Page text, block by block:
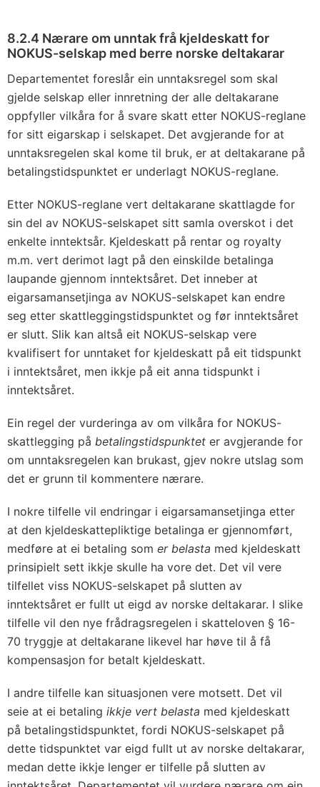
8.2.4 Nærare om unntak frå kjeldeskatt for
NOKUS-selskap med berre norske deltakarar
Departementet foreslår ein unntaksregel som skal
gjelde selskap eller innretning der alle deltakarane
oppfyller vilkåra for å svare skatt etter NOKUS-reglane
for sitt eigarskap i selskapet. Det avgjerande for at
unntaksregelen skal kome til bruk, er at deltakarane på
betalingstidspunktet er underlagt NOKUS-reglane.
Etter NOKUS-reglane vert deltakarane skattlagde for
sin del av NOKUS-selskapet sitt samla overskot i det
enkelte inntektsår. Kjeldeskatt på rentar og royalty
m.m. vert derimot lagt på den einskilde betalinga
laupande gjennom inntektsåret. Det inneber at
eigarsamansetjinga av NOKUS-selskapet kan endre
seg etter skattleggingstidspunktet og før inntektsåret
er slutt. Slik kan altså eit NOKUS-selskap vere
kvalifisert for unntaket for kjeldeskatt på eit tidspunkt
i inntektsåret, men ikkje på eit anna tidspunkt i
inntektsåret.
Ein regel der vurderinga av om vilkåra for NOKUS-
skattlegging på betalingstidspunktet er avgjerande for
om unntaksregelen kan brukast, gjev nokre utslag som
det er grunn til kommentere nærare.
I nokre tilfelle vil endringar i eigarsamansetjinga etter
at den kjeldeskattepliktige betalinga er gjennomført,
medføre at ei betaling som er belasta med kjeldeskatt
prinsipielt sett ikkje skulle ha vore det. Det vil vere
tilfellet viss NOKUS-selskapet på slutten av
inntektsåret er fullt ut eigd av norske deltakarar. I slike
tilfelle vil den nye frådragsregelen i skatteloven § 16-
70 tryggje at deltakarane likevel har høve til å få
kompensasjon for betalt kjeldeskatt.
I andre tilfelle kan situasjonen vere motsett. Det vil
seie at ei betaling ikkje vert belasta med kjeldeskatt
på betalingstidspunktet, fordi NOKUS-selskapet på
dette tidspunktet var eigd fullt ut av norske deltakarar,
medan dette ikkje lenger er tilfelle på slutten av